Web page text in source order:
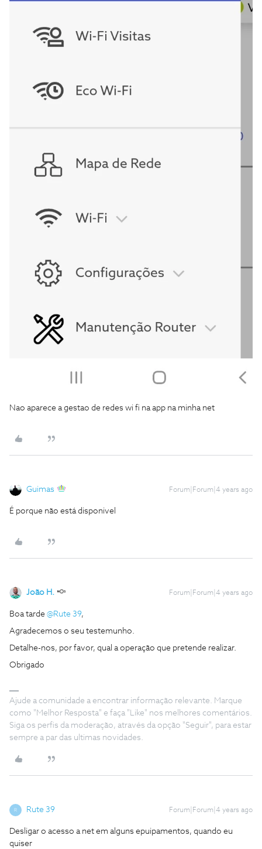
Nao aparece a gestao de redes wi fi na app na minha net
Guimas Forum|Forum|4 years ago
É porque não está disponivel
João H. Forum|Forum|4 years ago
Boa tarde @Rute 39,
Agradecemos o seu testemunho.
Detalhe-nos, por favor, qual a operação que pretende realizar.
Obrigado
Ajude a comunidade a encontrar informação relevante. Marque
como "Melhor Resposta" e faça "Like" nos melhores comentários.
Siga os perfis da moderação, através da opção "Seguir", para estar
sempre a par das ultimas novidades.
R Rute 39 Forum|Forum|4 years ago
Desligar o acesso a net em alguns epuipamentos, quando eu
quiser